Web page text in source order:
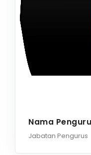
Nama
Jabatan Pengurus